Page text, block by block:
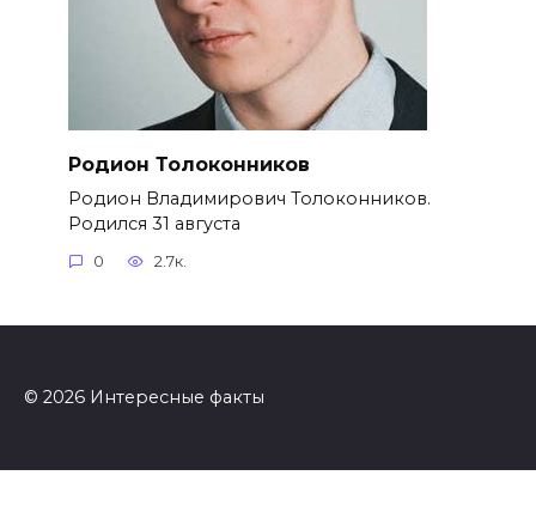
Родион Толоконников
Родион Владимирович Толоконников.
Родился 31 августа
0 2.7к.
© 2026 Интересные факты